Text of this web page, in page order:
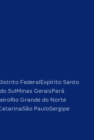
Federal Espírito Santo
Sul Minas Gerais Pará
Rio Grande do Norte
São PauloSergipe